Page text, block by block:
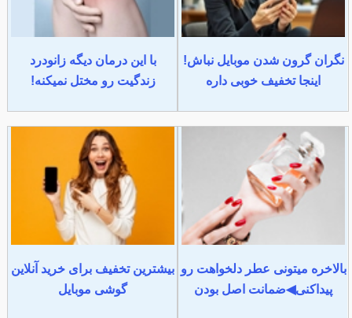
نگران گرون شدن موبایل نباش!
اینجا تخفیف خوبی داره
با این درمان دیگه زانودرد
زندگیت رو مختل نمیکنه!
بالاخره میتونی عطر دلخواهت رو
پیداکنی◀ضمانت اصل بودن
بیشترین تخفیف برای خرید آنلاین
گوشی موبایل